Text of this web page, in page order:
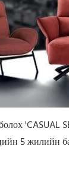
'CASUAL
5 жилийн